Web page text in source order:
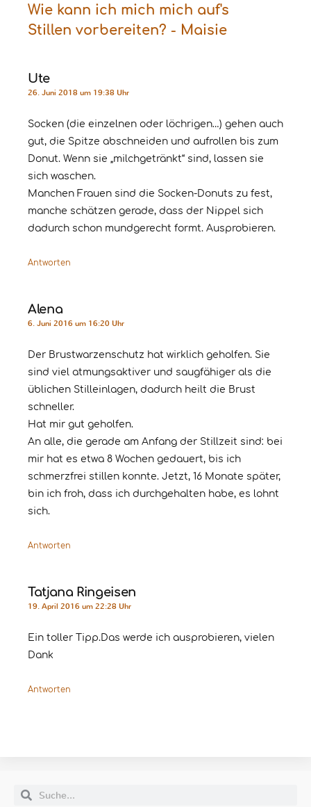
Wie kann ich mich mich auf's
Stillen vorbereiten? - Maisie
Ute
26. Juni 2018 um 19:38 Uhr
Socken (die einzelnen oder löchrigen…) gehen auch
gut, die Spitze abschneiden und aufrollen bis zum
Donut. Wenn sie „milchgetränkt“ sind, lassen sie
sich waschen.
Manchen Frauen sind die Socken-Donuts zu fest,
manche schätzen gerade, dass der Nippel sich
dadurch schon mundgerecht formt. Ausprobieren.
Antworten
Alena
6. Juni 2016 um 16:20 Uhr
Der Brustwarzenschutz hat wirklich geholfen. Sie
sind viel atmungsaktiver und saugfähiger als die
üblichen Stilleinlagen, dadurch heilt die Brust
schneller.
Hat mir gut geholfen.
An alle, die gerade am Anfang der Stillzeit sind: bei
mir hat es etwa 8 Wochen gedauert, bis ich
schmerzfrei stillen konnte. Jetzt, 16 Monate später,
bin ich froh, dass ich durchgehalten habe, es lohnt
sich.
Antworten
Tatjana Ringeisen
19. April 2016 um 22:28 Uhr
Ein toller Tipp.Das werde ich ausprobieren, vielen
Dank
Antworten